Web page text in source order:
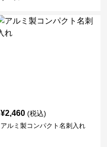
¥2,460 (税込)
アルミ製コンパクト名刺入れ